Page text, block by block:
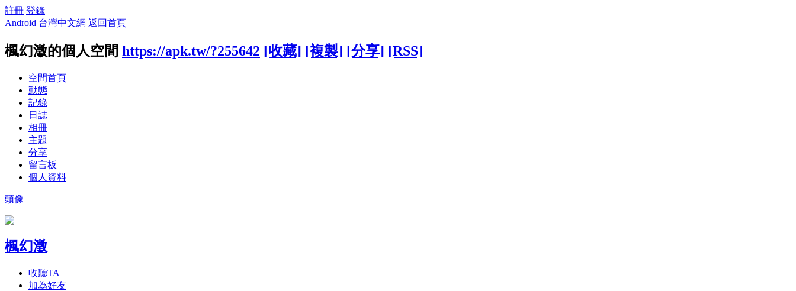
註冊 登錄
Android 台灣中文網 返回首頁
楓幻澂的個人空間 https://apk.tw/?255642 [收藏] [複製] [分享] [RSS]
空間首頁
動態
記錄
日誌
相冊
主題
分享
留言板
個人資料
頭像
楓幻澂
收聽TA
加為好友